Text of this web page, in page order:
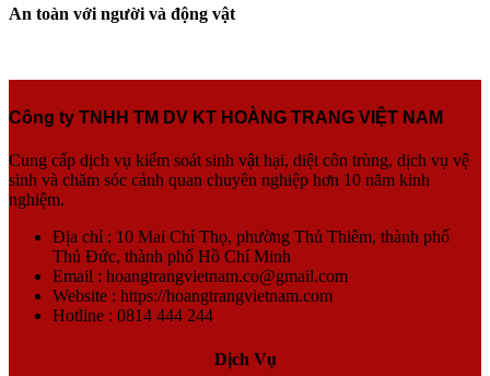
An toàn với người và động vật
Công ty TNHH TM DV KT HOÀNG TRANG VIỆT NAM
Cung cấp dịch vụ kiểm soát sinh vật hại, diệt côn trùng, dịch vụ vệ
sinh và chăm sóc cảnh quan chuyên nghiệp hơn 10 năm kinh
nghiệm.
Địa chỉ : 10 Mai Chí Thọ, phường Thủ Thiêm, thành phố
Thủ Đức, thành phố Hồ Chí Minh
Email : hoangtrangvietnam.co@gmail.com
Website : https://hoangtrangvietnam.com
Hotline : 0814 444 244
Dịch Vụ